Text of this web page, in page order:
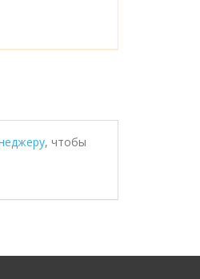
, чтобы